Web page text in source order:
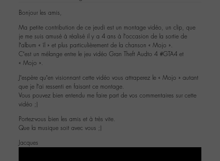
Bonjour les amis,
Ma petite contribution de ce jeudi est un montage vidéo, un clip, que
je me suis amusé à réalisé il y a 4 ans à l’occasion de la sortie de
l’album « îl » et plus particulièrement de la chanson « Mojo ».
C’est un mélange entre le jeu vidéo Gran Theft Audto 4 #GTA4 et
« Mojo ».
J’espère qu’en visionnant cette vidéo vous attraperez le « Mojo » autant
que je l’ai ressenti en faisant ce montage.
Vous pouvez bien entendu me faire part de vos commentaires sur cette
vidéo ;)
Portez-vous bien les amis et à très vite.
Que la musique soit avec vous ;)
Jacques